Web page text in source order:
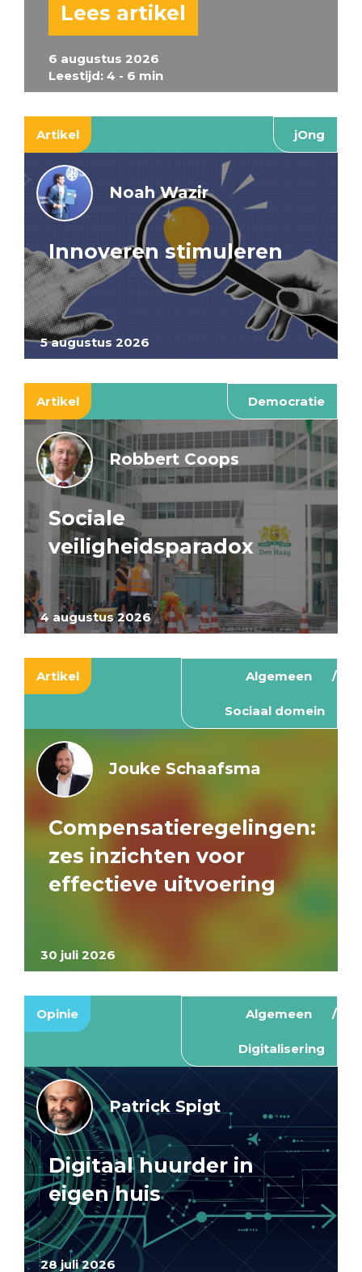
6 augustus 2026
Leestijd: 4 - 6 min
Lees artikel
Artikel jOng
5 augustus 2026
Noah Wazir
Innoveren stimuleren
Artikel Democratie
4 augustus 2026
Robbert Coops
Sociale
veiligheidsparadox
Artikel Algemeen
Sociaal domein
30 juli 2026
Jouke Schaafsma
Compensatieregelingen:
zes inzichten voor
effectieve uitvoering
Opinie Algemeen
Digitalisering
28 juli 2026
Patrick Spigt
Digitaal huurder in
eigen huis